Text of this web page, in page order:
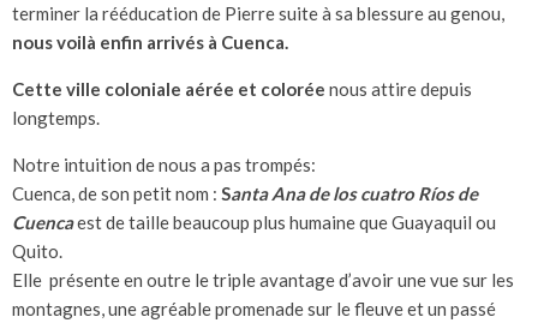
terminer la rééducation de Pierre suite à sa blessure au genou,
nous voilà enfin arrivés à Cuenca.
Cette ville coloniale aérée et colorée nous attire depuis
longtemps.
Notre intuition de nous a pas trompés:
Cuenca, de son petit nom : Santa Ana de los cuatro Ríos de
Cuencaest de taille beaucoup plus humaine que Guayaquil ou
Quito.
Elle présente en outre le triple avantage d’avoir une vue sur les
montagnes, une agréable promenade sur le fleuve et un passé